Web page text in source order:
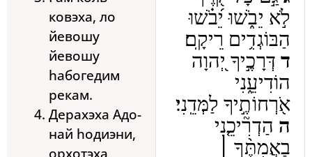
ковэха, ло
йевошу
йевошу
hабогедим
рекам.
Дерахэха Адо-
най hодиэни,
орхотэха
לֹ֣א יֵבֹ֑שׁוּ יֵ֝בֹ֗שׁוּ
הַבּוֹגְדִ֥ים רֵיקָֽם׃
ד דְּרָכֶ֣יךָ יְ֭הוָה
הוֹדִיעֵ֑נִי
אֹ֖רְחוֹתֶ֣יךָ לַמְּדֵֽנִי׃
ה הַדְרִ֘יכֵ֤נִי
בַאֲמִתֶּ֨ךָ ׀